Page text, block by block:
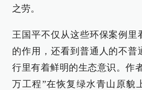
之劳。
王国平不仅从这些环保案例里
的作用，还看到普通人的不普
行里有着鲜明的生态意识。作
万工程”在恢复绿水青山原貌